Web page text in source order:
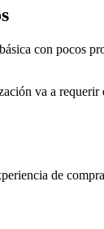
con pocos
va a
de